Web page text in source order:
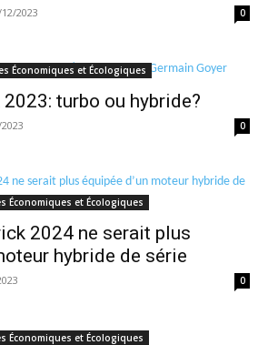
2023 0
Économiques et Écologiques
turbo ou hybride?
0
Économiques et Écologiques
2024 ne serait plus
hybride de série
0
Économiques et Écologiques